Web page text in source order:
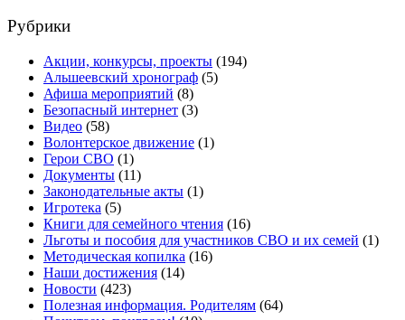
Рубрики
Акции, конкурсы, проекты (194)
Альшеевский хронограф (5)
Афиша мероприятий (8)
Безопасный интернет (3)
Видео (58)
Волонтерское движение (1)
Герои СВО (1)
Документы (11)
Законодательные акты (1)
Игротека (5)
Книги для семейного чтения (16)
Льготы и пособия для участников СВО и их семей (1)
Методическая копилка (16)
Наши достижения (14)
Новости (423)
Полезная информация. Родителям (64)